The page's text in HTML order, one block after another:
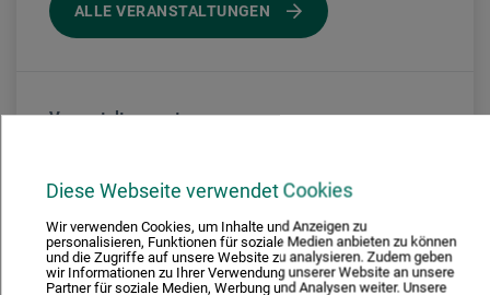
Diese Webseite verwendet Cookies
Wir verwenden Cookies, um Inhalte und Anzeigen zu
personalisieren, Funktionen für soziale Medien anbieten zu können
und die Zugriffe auf unsere Website zu analysieren. Zudem geben
wir Informationen zu Ihrer Verwendung unserer Website an unsere
Partner für soziale Medien, Werbung und Analysen weiter. Unsere
ALLE VERANSTALTUNGEN
Veranstaltungsort
Kursgebühr